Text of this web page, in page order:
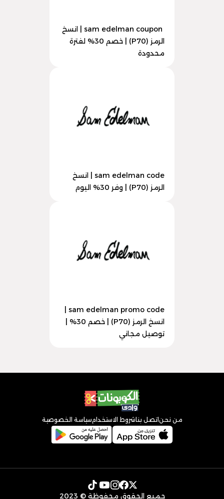
sam edelman coupon | انسخ
الرمز (P70) | خصم 30% لفترة
محدودة
sam edelman code | انسخ
الرمز (P70) | وفر 30% اليوم
انسخ الرمز (P70) | خصم 30% |
توصيل مجاني
من نحن اتصل بنا شروط الاستخدامسياسة الخصوصية
جميع الحقوق محفوظة © 2023